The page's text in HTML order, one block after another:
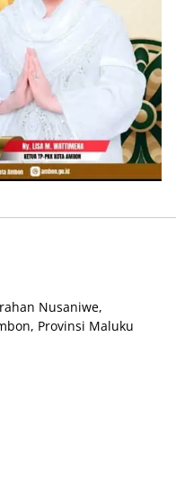
Nusaniwe,
Provinsi Maluku